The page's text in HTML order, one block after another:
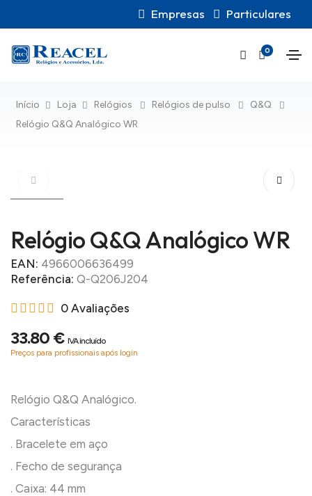
Empresas Particulares
0
Início Loja Relógios Relógios de pulso
Q&Q
Relógio Q&Q Analógico WR
Relógio Q&Q Analógico WR
EAN: 4966006636499
Referência: Q-Q206J204
0 Avaliações
33.80 € IVA incluído
Preços para profissionais após login
Relógio Q&Q Analógico.
Características
. Bracelete em aço
. Fecho de segurança
. Caixa: 44 mm